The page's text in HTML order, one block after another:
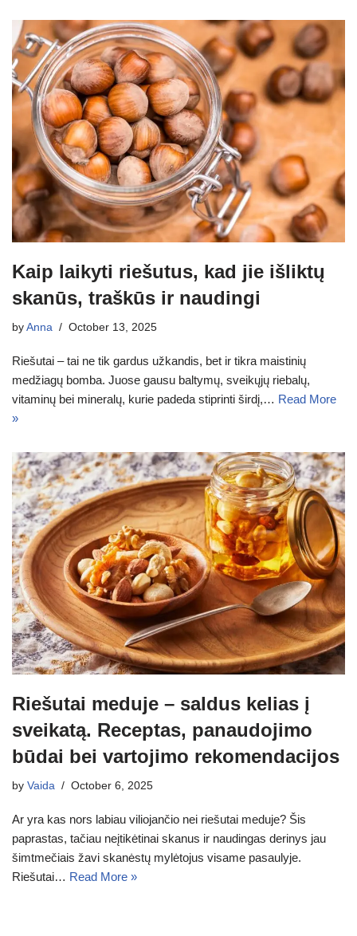
Kaip laikyti riešutus, kad jie išliktų
skanūs, traškūs ir naudingi
by Anna October 13, 2025
Riešutai – tai ne tik gardus užkandis, bet ir tikra maistinių
medžiagų bomba. Juose gausu baltymų, sveikųjų riebalų,
vitaminų bei mineralų, kurie padeda stiprinti širdį,… Read More
»
Riešutai meduje – saldus kelias į
sveikatą. Receptas, panaudojimo
būdai bei vartojimo rekomendacijos
by Vaida October 6, 2025
Ar yra kas nors labiau viliojančio nei riešutai meduje? Šis
paprastas, tačiau neįtikėtinai skanus ir naudingas derinys jau
šimtmečiais žavi skanėstų mylėtojus visame pasaulyje.
Riešutai… Read More »